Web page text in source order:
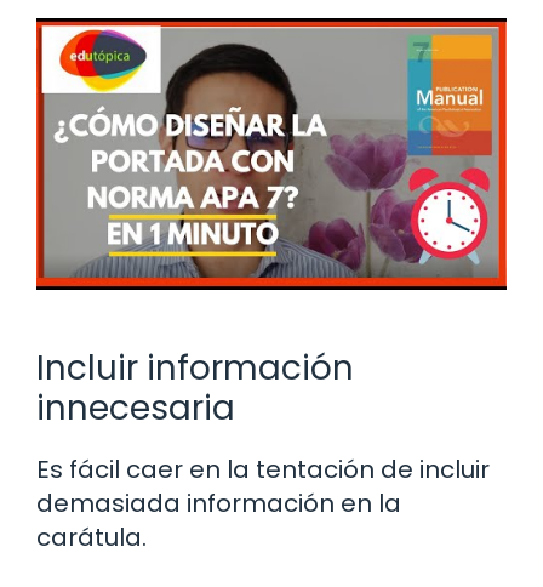
Incluir información
innecesaria
Es fácil caer en la tentación de incluir
demasiada información en la
carátula.